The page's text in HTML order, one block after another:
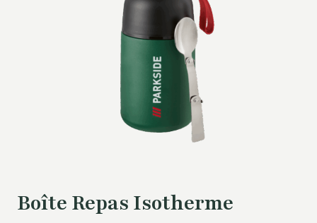
Boîte Repas Isotherme